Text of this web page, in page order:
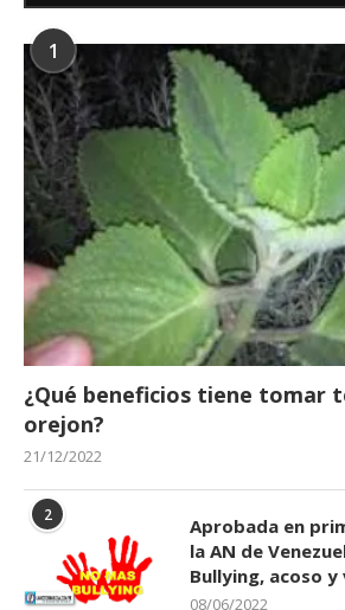
1
¿Qué beneficios tiene tomar
orejon?
21/12/2022
2
Aprobada en
la AN de
Bullying, acoso
08/06/2022